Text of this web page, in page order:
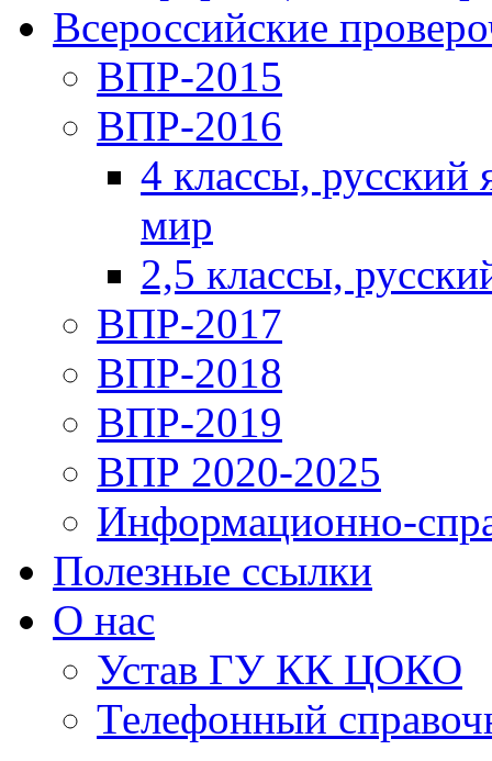
Всероссийские
ВПР-2015
ВПР-2016
4 классы,
мир
2,5 классы,
ВПР-2017
ВПР-2018
ВПР-2019
ВПР 2020-2025
Информационно-
Полезные ссылки
О нас
Устав ГУ КК ЦОКО
Телефонный